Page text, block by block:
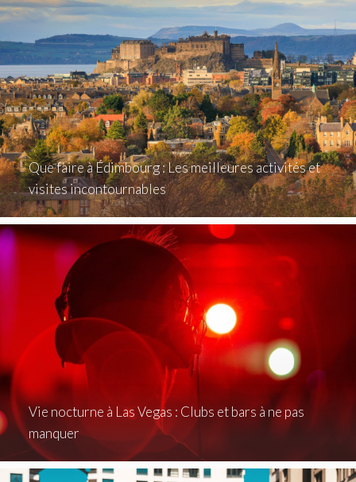
Que faire à Édimbourg : Les meilleures activités et
visites incontournables
Vie nocturne à Las Vegas : Clubs et bars à ne pas
manquer